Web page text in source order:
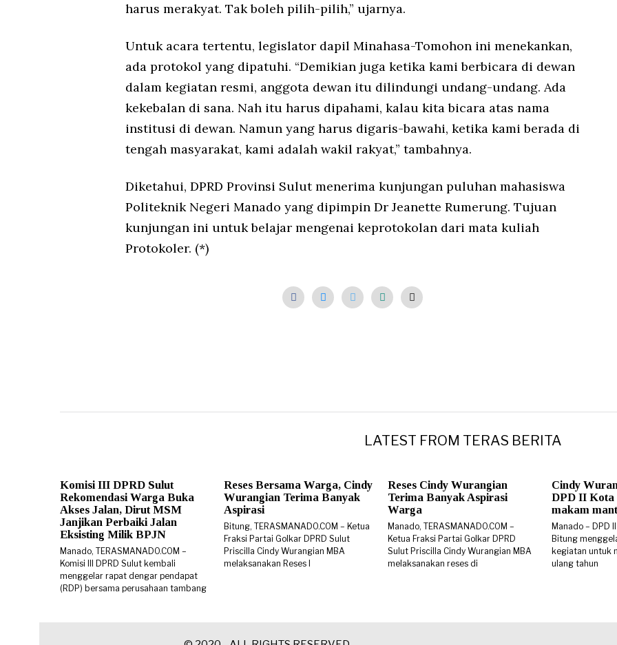
harus merakyat. Tak boleh pilih-pilih,” ujarnya.
Untuk acara tertentu, legislator dapil Minahasa-Tomohon ini menekankan,
ada protokol yang dipatuhi. “Demikian juga ketika kami berbicara di dewan
dalam kegiatan resmi, anggota dewan itu dilindungi undang-undang. Ada
kekebalan di sana. Nah itu harus dipahami, kalau kita bicara atas nama
institusi di dewan. Namun yang harus digaris-bawahi, ketika kami berada di
tengah masyarakat, kami adalah wakil rakyat,” tambahnya.
Diketahui, DPRD Provinsi Sulut menerima kunjungan puluhan mahasiswa
Politeknik Negeri Manado yang dipimpin Dr Jeanette Rumerung. Tujuan
kunjungan ini untuk belajar mengenai keprotokolan dari mata kuliah
Protokoler. (*)
LATEST FROM TERAS BERITA
Komisi III DPRD Sulut
Rekomendasi Warga Buka
Akses Jalan, Dirut MSM
Janjikan Perbaiki Jalan
Eksisting Milik BPJN
Manado, TERASMANADO.COM –
Komisi III DPRD Sulut kembali
menggelar rapat dengar pendapat
(RDP) bersama perusahaan tambang
Reses Bersama Warga, Cindy
Wurangian Terima Banyak
Aspirasi
Bitung, TERASMANADO.COM – Ketua
Fraksi Partai Golkar DPRD Sulut
Priscilla Cindy Wurangian MBA
melaksanakan Reses I
Reses Cindy Wurangian
Terima Banyak Aspirasi
Warga
Manado, TERASMANADO.COM –
Ketua Fraksi Partai Golkar DPRD
Sulut Priscilla Cindy Wurangian MBA
melaksanakan reses di
Cindy
DPD II Kota
makam
Manado – DPD
Bitung
kegiatan untuk
ulang tahun